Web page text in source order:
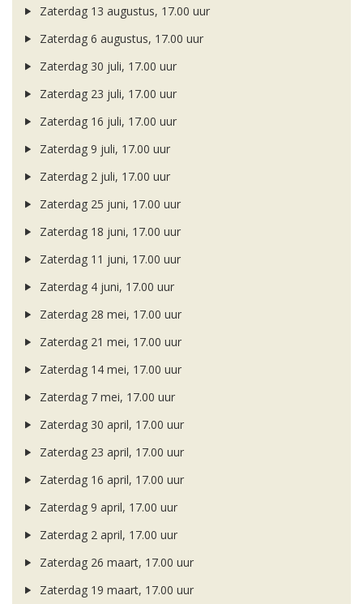
Zaterdag 13 augustus, 17.00 uur
Zaterdag 6 augustus, 17.00 uur
Zaterdag 30 juli, 17.00 uur
Zaterdag 23 juli, 17.00 uur
Zaterdag 16 juli, 17.00 uur
Zaterdag 9 juli, 17.00 uur
Zaterdag 2 juli, 17.00 uur
Zaterdag 25 juni, 17.00 uur
Zaterdag 18 juni, 17.00 uur
Zaterdag 11 juni, 17.00 uur
Zaterdag 4 juni, 17.00 uur
Zaterdag 28 mei, 17.00 uur
Zaterdag 21 mei, 17.00 uur
Zaterdag 14 mei, 17.00 uur
Zaterdag 7 mei, 17.00 uur
Zaterdag 30 april, 17.00 uur
Zaterdag 23 april, 17.00 uur
Zaterdag 16 april, 17.00 uur
Zaterdag 9 april, 17.00 uur
Zaterdag 2 april, 17.00 uur
Zaterdag 26 maart, 17.00 uur
Zaterdag 19 maart, 17.00 uur